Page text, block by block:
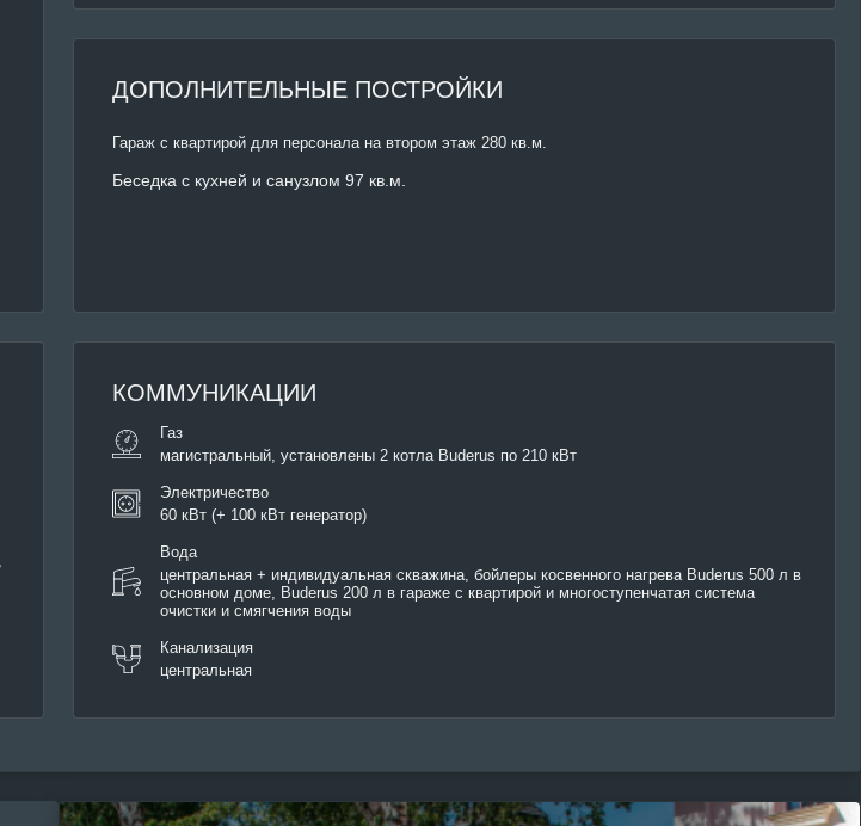
ДОПОЛНИТЕЛЬНЫЕ ПОСТРОЙКИ
Гараж с квартирой для персонала на втором этаж 280 кв.м.
Беседка с кухней и санузлом 97 кв.м.
КОММУНИКАЦИИ
Газ
магистральный, установлены 2 котла Buderus по 210 кВт
Электричество
60 кВт (+ 100 кВт генератор)
Вода
центральная + индивидуальная скважина, бойлеры косвенного нагрева Buderus 500 л в
основном доме, Buderus 200 л в гараже с квартирой и многоступенчатая система
очистки и смягчения воды
Канализация
центральная